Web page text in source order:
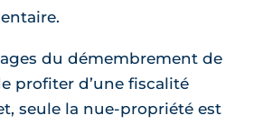
du démembrement de
profiter d’une fiscalité
seule la nue-propriété est